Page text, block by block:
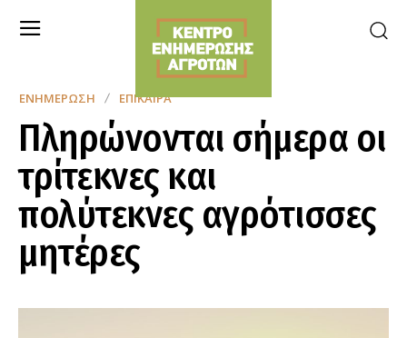
ΕΝΗΜΈΡΩΣΗ ΕΠΊΚΑΙΡΑ
Πληρώνονται σήμερα οι
τρίτεκνες και
πολύτεκνες αγρότισσες
μητέρες